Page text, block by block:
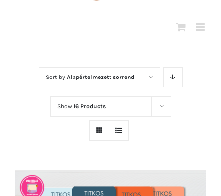
Sort by Alapértelmezett sorrend
Show 16 Products